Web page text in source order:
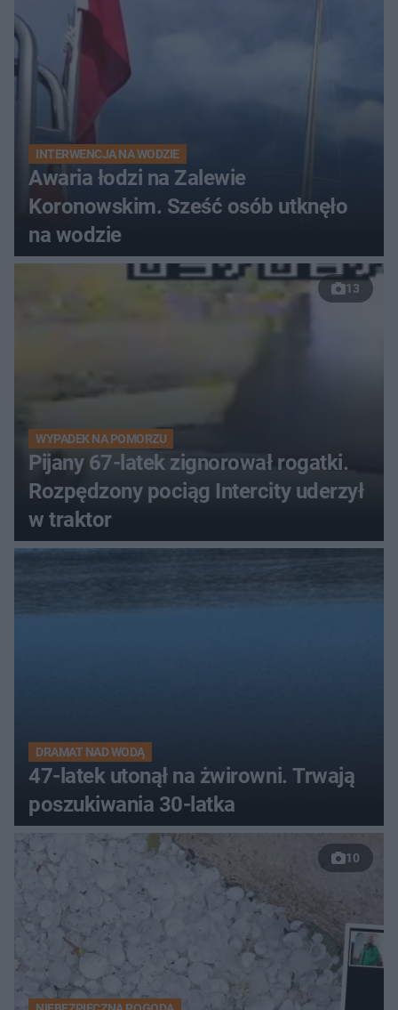
INTERWENCJA NA WODZIE
Awaria łodzi na Zalewie
Koronowskim. Sześć osób utknęło
na wodzie
13
WYPADEK NA POMORZU
Pijany 67-latek zignorował rogatki.
Rozpędzony pociąg Intercity uderzył
w traktor
DRAMAT NAD WODĄ
47-latek utonął na żwirowni. Trwają
poszukiwania 30-latka
10